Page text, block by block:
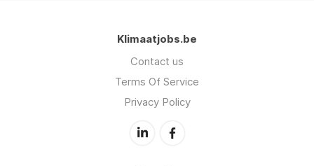
Klimaatjobs.be
Contact us
Terms Of Service
Privacy Policy